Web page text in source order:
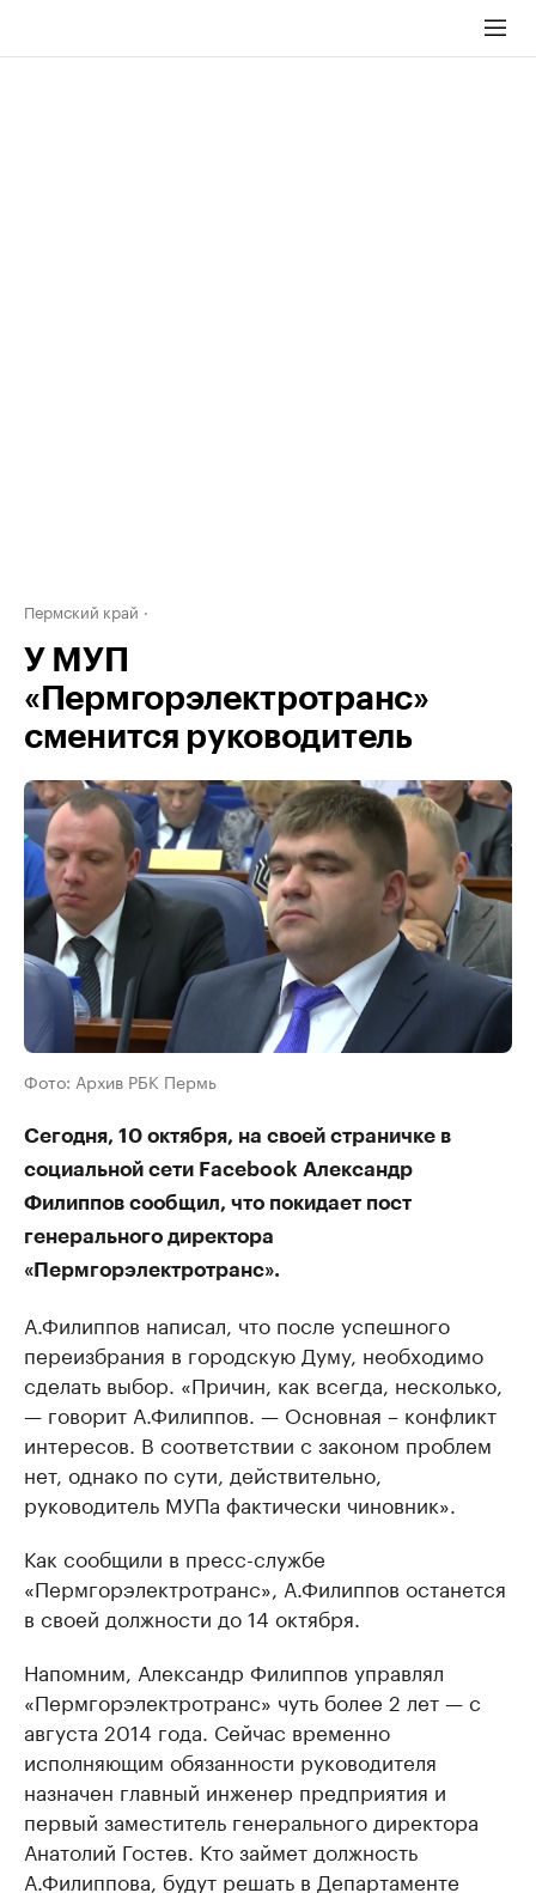
Пермский край
У МУП
«Пермгорэлектротранс»
сменится руководитель
Фото: Архив РБК Пермь
Сегодня, 10 октября, на своей страничке в
социальной сети Facebook Александр
Филиппов сообщил, что покидает пост
генерального директора
«Пермгорэлектротранс».
А.Филиппов написал, что после успешного
переизбрания в городскую Думу, необходимо
сделать выбор. «Причин, как всегда, несколько,
— говорит А.Филиппов. — Основная – конфликт
интересов. В соответствии с законом проблем
нет, однако по сути, действительно,
руководитель МУПа фактически чиновник».
Как сообщили в пресс-службе
«Пермгорэлектротранс», А.Филиппов останется
в своей должности до 14 октября.
Напомним, Александр Филиппов управлял
«Пермгорэлектротранс» чуть более 2 лет — с
августа 2014 года. Сейчас временно
исполняющим обязанности руководителя
назначен главный инженер предприятия и
первый заместитель генерального директора
Анатолий Гостев. Кто займет должность
А.Филиппова, будут решать в Департаменте